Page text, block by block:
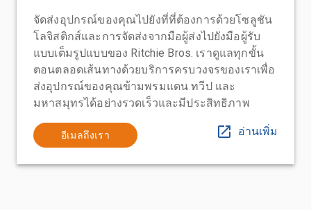
จัดส่งอุปกรณ์ของคุณไปยังที่ที่ต้องการด้วยโซลูชัน
โลจิสติกส์และการจัดส่งจากมือผู้ส่งไปยังมือผู้รับ
แบบเต็มรูปแบบของ Ritchie Bros. เราดูแลทุกขั้น
ตอนตลอดเส้นทางด้วยบริการครบวงจรของเราเพื่อ
ส่งอุปกรณ์ของคุณข้ามพรมแดน ทวีป และ
มหาสมุทรได้อย่างรวดเร็วและมีประสิทธิภาพ
อีเมลถึงเรา อ่านเพิ่ม